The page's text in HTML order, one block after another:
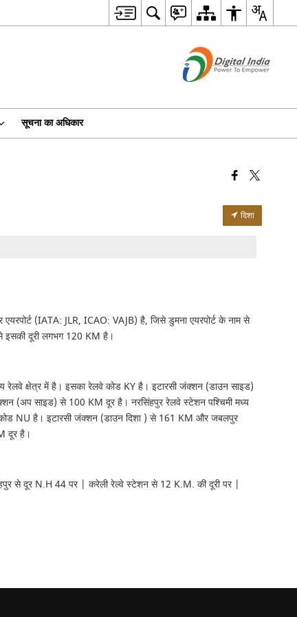
सूचना का अधिकार
दिशा
(IATA: JLR, ICAO: VAJB) है, जिसे डुमना एयरपोर्ट के नाम से
इसकी दूरी लगभग 120 KM है।
रेलवे क्षेत्र में है। इसका रेलवे कोड KY है। इटारसी जंक्शन (डाउन साइड)
(अप साइड) से 100 KM दूर है। नरसिंहपुर रेलवे स्टेशन पश्चिमी मध्य
NU है। इटारसी जंक्शन (डाउन दिशा ) से 161 KM और जबलपुर
दूर है।
से दूर N.H 44 पर | करेली रेल्वे स्टेशन से 12 K.M. की दूरी पर |